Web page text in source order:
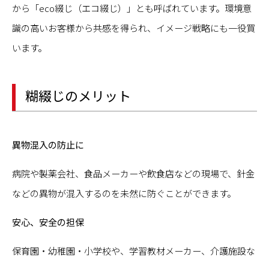
から「eco綴じ（エコ綴じ）」とも呼ばれています。環境意
識の高いお客様から共感を得られ、イメージ戦略にも一役買
います。
糊綴じのメリット
異物混入の防止に
病院や製薬会社、食品メーカーや飲食店などの現場で、針金
などの異物が混入するのを未然に防ぐことができます。
安心、安全の担保
保育園・幼稚園・小学校や、学習教材メーカー、介護施設な